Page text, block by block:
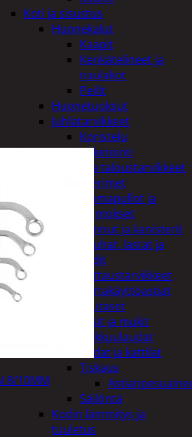
Koti ja sisustus
Huonekalut
Kaapit
Kenkätelineet ja
naulakot
Peilit
Huonetuoksut
Juhlatarvikkeet
Koristelu
Paketointi
Keittiö ja taloustarvikkeet
Aterimet
Juomapullot ja
termokset
Kannut ja kanisterit
Kauhat, lastat ja
sudit
Kattaustarvikkeet
Kertakäyttöastiat
Lautaset
Lasit ja mukit
Leikkuulaudat
Padat ja kattilat
Tiskaus
Säilöntä
Kodin lämmitys ja
tuuletus
8/10MM